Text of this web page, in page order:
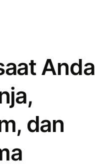
Anda
dan